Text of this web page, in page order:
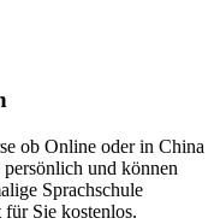
ob Online oder in China
und können
Sprachschule
Sie kostenlos.